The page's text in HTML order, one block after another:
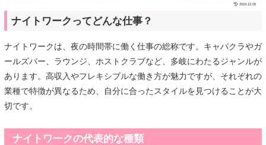
2024.12.05
ナイトワークってどんな仕事？
ナイトワークは、夜の時間帯に働く仕事の総称です。キャバクラやガ
ールズバー、ラウンジ、ホストクラブなど、多岐にわたるジャンルが
あります。高収入やフレキシブルな働き方が魅力ですが、それぞれの
業種で特徴が異なるため、自分に合ったスタイルを見つけることが大
切です。
ナイトワークの代表的な種類